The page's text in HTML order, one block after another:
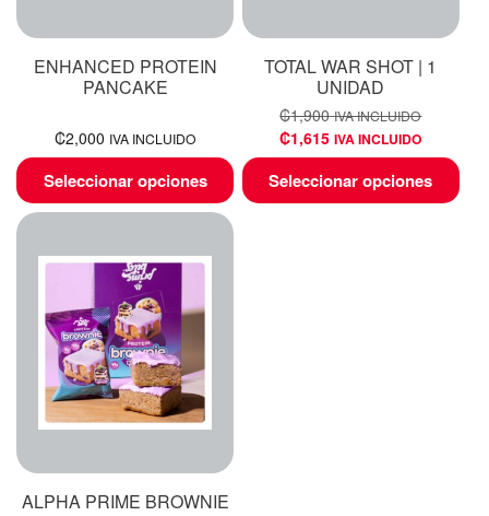
ENHANCED PROTEIN
PANCAKE
₡2,000 IVA INCLUIDO
Seleccionar opciones
TOTAL WAR SHOT | 1
UNIDAD
₡1,900 IVA INCLUIDO
₡1,615 IVA INCLUIDO
Seleccionar opciones
ALPHA PRIME BROWNIE